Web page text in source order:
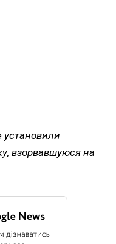
установили
взорвавшуюся на